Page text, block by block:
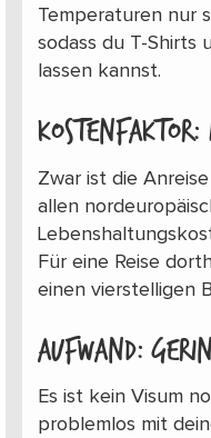
Temperaturen nur
sodass du T-Shirts
lassen kannst.
Kostenfaktor:
Zwar ist die
allen
Für eine Reise
einen vierstelligen
Aufwand:
Es ist kein Visum
problemlos mit